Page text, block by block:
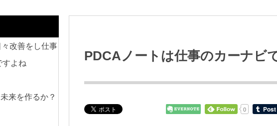
PDCAノートは仕事のカーナビ
0
改善をし仕事
すよね
来を作るか？